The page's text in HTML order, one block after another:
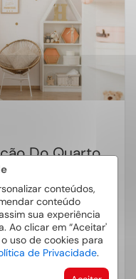
conteúdos,
conteúdo
sua experiência
Ao clicar em “Aceitar'
uso de cookies para
de Privacidade.
Do Quarto
é de muita
do bebê é